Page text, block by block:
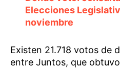
Elecciones
noviembre
Existen 21.718 votos de
entre Juntos, que